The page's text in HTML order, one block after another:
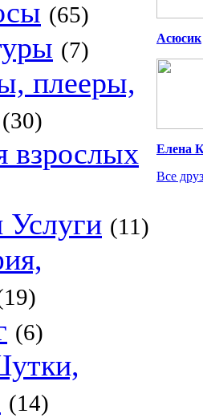
(65)
(7)
плееры,
(30)
взрослых
Услуги (11)
(6)
(14)
Асюсик
Елена
Все